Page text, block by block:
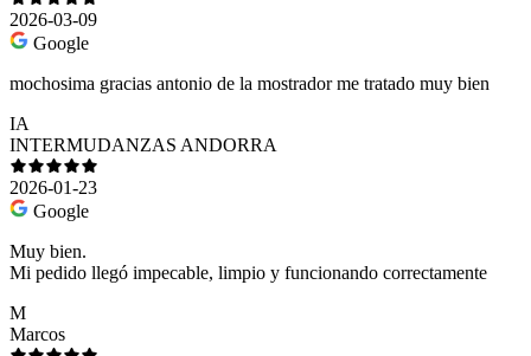
2026-03-09
Google
mochosima gracias antonio de la mostrador me tratado muy bien
IA
INTERMUDANZAS ANDORRA
2026-01-23
Google
Muy bien.
Mi pedido llegó impecable, limpio y funcionando correctamente
M
Marcos